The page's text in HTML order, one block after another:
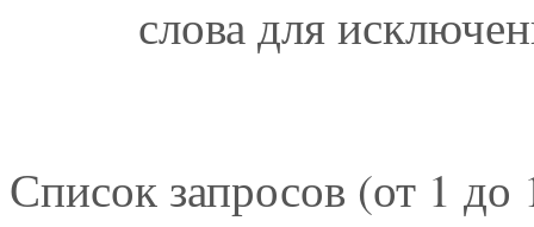
слова для
Список запросов (от 1